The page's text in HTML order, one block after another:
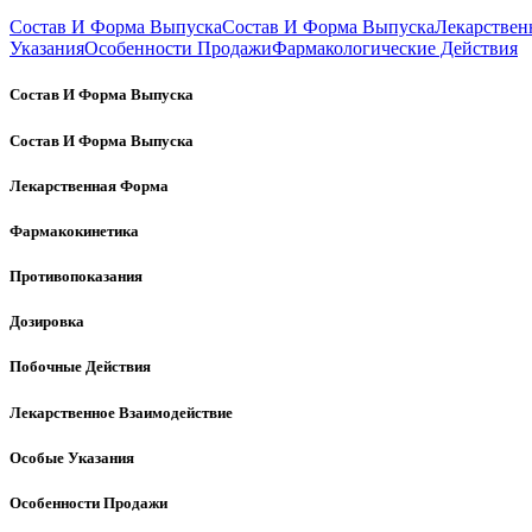
Состав И Форма ВыпускаСостав И Форма Выпуска
УказанияОсобенности ПродажиФармакологические Действия
Состав И Форма Выпуска
Состав И Форма Выпуска
Лекарственная Форма
Фармакокинетика
Противопоказания
Дозировка
Побочные Действия
Лекарственное Взаимодействие
Особые Указания
Особенности Продажи